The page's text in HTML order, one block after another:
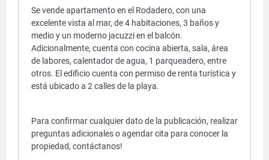
Se vende apartamento en el Rodadero, con una
excelente vista al mar, de 4 habitaciones, 3 baños y
medio y un moderno jacuzzi en el balcón.
Adicionalmente, cuenta con cocina abierta, sala, área
de labores, calentador de agua, 1 parqueadero, entre
otros. El edificio cuenta con permiso de renta turística y
está ubicado a 2 calles de la playa.
Para confirmar cualquier dato de la publicación, realizar
preguntas adicionales o agendar cita para conocer la
propiedad, contáctanos!